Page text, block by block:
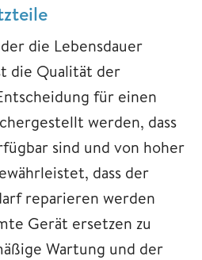
die Lebensdauer
die Qualität der
für einen
werden, dass
sind und von hoher
dass der
reparieren werden
Gerät ersetzen zu
Wartung und der